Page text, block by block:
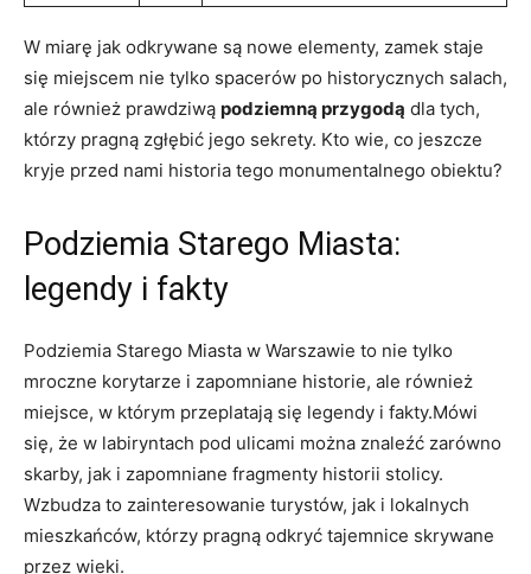
W miarę jak odkrywane są nowe elementy, zamek staje
się miejscem nie tylko spacerów po historycznych salach,
ale również prawdziwą podziemną przygodą dla tych,
którzy pragną zgłębić jego sekrety. Kto wie, co jeszcze
kryje przed nami historia tego monumentalnego obiektu?
Podziemia Starego Miasta:
legendy i fakty
Podziemia Starego Miasta w Warszawie to nie tylko
mroczne korytarze i zapomniane historie, ale również
miejsce, w którym przeplatają się legendy i fakty.Mówi
się, że w labiryntach pod ulicami można znaleźć zarówno
skarby, jak i zapomniane fragmenty historii stolicy.
Wzbudza to zainteresowanie turystów, jak i lokalnych
mieszkańców, którzy pragną odkryć tajemnice skrywane
przez wieki.